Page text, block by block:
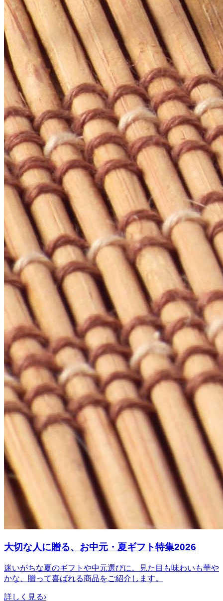
大切な人に贈る、お中元・夏ギフト特集2026
迷いがちな夏のギフトや中元選びに。見た目も味わいも華や
かな、贈って喜ばれる商品をご紹介します。
詳しく見る›